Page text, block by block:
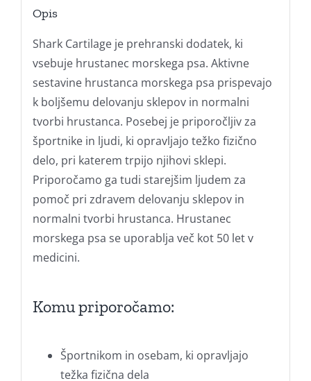
Opis
Shark Cartilage je prehranski dodatek, ki
vsebuje hrustanec morskega psa. Aktivne
sestavine hrustanca morskega psa prispevajo
k boljšemu delovanju sklepov in normalni
tvorbi hrustanca. Posebej je priporočljiv za
športnike in ljudi, ki opravljajo težko fizično
delo, pri katerem trpijo njihovi sklepi.
Priporočamo ga tudi starejšim ljudem za
pomoč pri zdravem delovanju sklepov in
normalni tvorbi hrustanca. Hrustanec
morskega psa se uporablja več kot 50 let v
medicini.
Komu priporočamo:
Športnikom in osebam, ki opravljajo
težka fizična dela